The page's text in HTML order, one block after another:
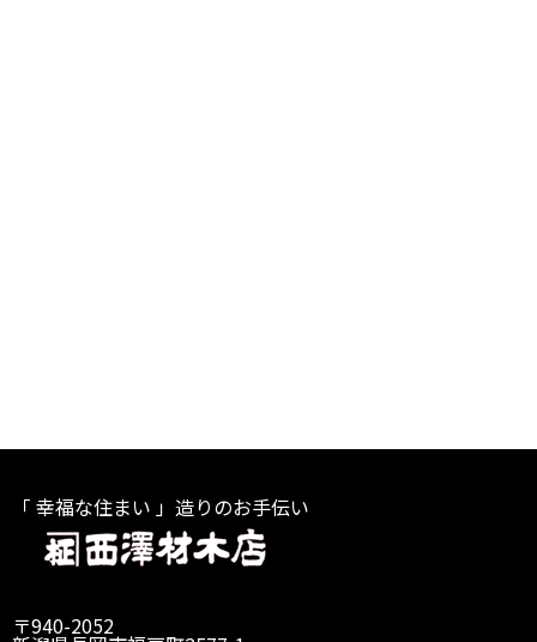
「 幸福な住まい 」造りのお手伝い
〒940-2052